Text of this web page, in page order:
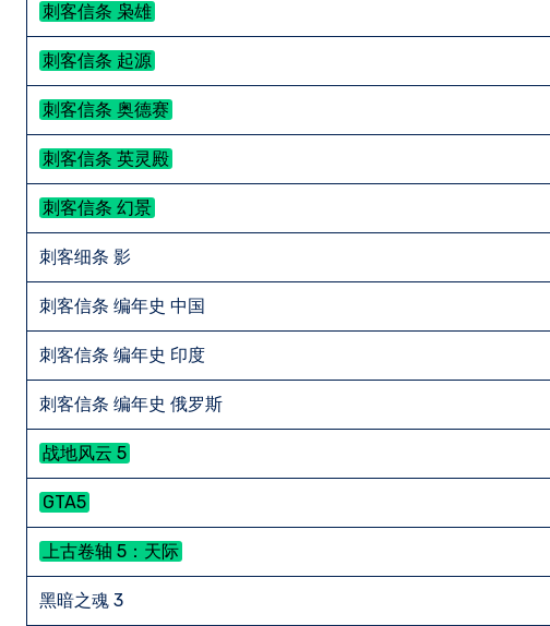
刺客信条 枭雄
刺客信条 起源
刺客信条 奥德赛
刺客信条 英灵殿
刺客信条 幻景
刺客细条 影
刺客信条 编年史 中国
刺客信条 编年史 印度
刺客信条 编年史 俄罗斯
战地风云 5
GTA5
上古卷轴 5：天际
黑暗之魂 3